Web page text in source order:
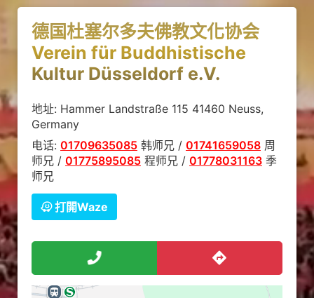
德国杜塞尔多夫佛教文化协会
Verein für Buddhistische
Kultur Düsseldorf e.V.
地址: Hammer Landstraße 115 41460 Neuss,
Germany
电话: 01709635085 韩师兄 / 01741659058 周
师兄 / 01775895085 程师兄 / 01778031163 季
师兄
打開Waze